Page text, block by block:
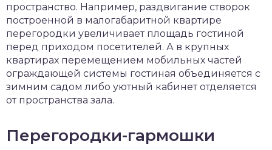
пространство. Например, раздвигание створок
построенной в малогабаритной квартире
перегородки увеличивает площадь гостиной
перед приходом посетителей. А в крупных
квартирах перемещением мобильных частей
ограждающей системы гостиная объединяется с
зимним садом либо уютный кабинет отделяется
от пространства зала.
Перегородки-гармошки